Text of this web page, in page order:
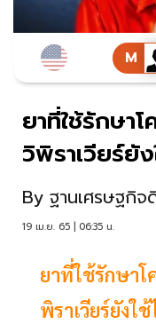
ยาที่ใช้รักษา
วิพิราเวียร์ยั
By ฐานเศรษฐกิจ
19 เม.ย. 65 | 06:35 น.
ยาที่ใช้รักษา
พิราเวียร์ยังใ